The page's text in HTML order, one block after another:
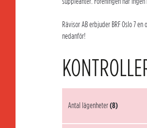
Rävisor AB erbjuder BRF Oslo 7
nedanför!
Antal lägenheter(8)